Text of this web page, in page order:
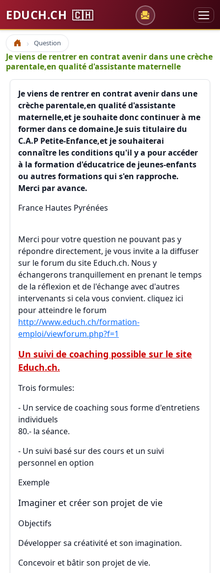
EDUCH.CH 🇨🇭
Accueil Question
Je viens de rentrer en contrat avenir dans une crèche
parentale,en qualité d'assistante maternelle
Je viens de rentrer en contrat avenir dans une
crèche parentale,en qualité d'assistante
maternelle,et je souhaite donc continuer à me
former dans ce domaine.Je suis titulaire du
C.A.P Petite-Enfance,et je souhaiterai
connaître les conditions qu'il y a pour accéder
à la formation d'éducatrice de jeunes-enfants
ou autres formations qui s'en rapproche.
Merci par avance.
France Hautes Pyrénées
Merci pour votre question ne pouvant pas y
répondre directement, je vous invite a la diffuser
sur le forum du site Educh.ch. Nous y
échangerons tranquillement en prenant le temps
de la réflexion et de l'échange avec d'autres
intervenants si cela vous convient. cliquez ici
pour atteindre le forum
http://www.educh.ch/formation-
emploi/viewforum.php?f=1
Un suivi de coaching possible sur le site
Educh.ch.
Trois formules:
- Un service de coaching sous forme d'entretiens
individuels
80.- la séance.
- Un suivi basé sur des cours et un suivi
personnel en option
Exemple
Imaginer et créer son projet de vie
Objectifs
Développer sa créativité et son imagination.
Concevoir et bâtir son projet de vie.